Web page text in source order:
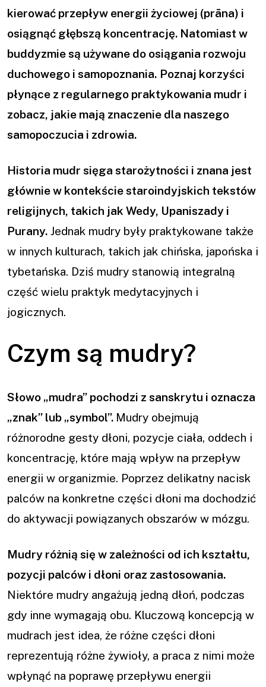
kierować przepływ energii życiowej (prāna) i
osiągnąć głębszą koncentrację. Natomiast w
buddyzmie są używane do osiągania rozwoju
duchowego i samopoznania. Poznaj korzyści
płynące z regularnego praktykowania mudr i
zobacz, jakie mają znaczenie dla naszego
samopoczucia i zdrowia.
Historia mudr sięga starożytności i znana jest
głównie w kontekście staroindyjskich tekstów
religijnych, takich jak Wedy, Upaniszady i
Purany. Jednak mudry były praktykowane także
w innych kulturach, takich jak chińska, japońska i
tybetańska. Dziś mudry stanowią integralną
część wielu praktyk medytacyjnych i
jogicznych.
Czym są mudry?
Słowo „mudra” pochodzi z sanskrytu i oznacza
„znak” lub „symbol”. Mudry obejmują
różnorodne gesty dłoni, pozycje ciała, oddech i
koncentrację, które mają wpływ na przepływ
energii w organizmie. Poprzez delikatny nacisk
palców na konkretne części dłoni ma dochodzić
do aktywacji powiązanych obszarów w mózgu.
Mudry różnią się w zależności od ich kształtu,
pozycji palców i dłoni oraz zastosowania.
Niektóre mudry angażują jedną dłoń, podczas
gdy inne wymagają obu. Kluczową koncepcją w
mudrach jest idea, że różne części dłoni
reprezentują różne żywioły, a praca z nimi może
wpłynąć na poprawę przepływu energii